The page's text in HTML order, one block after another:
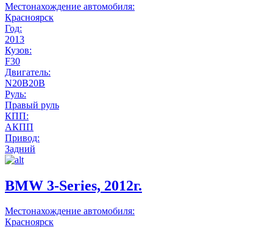
Местонахождение автомобиля:
Красноярск
Год:
2013
Кузов:
F30
Двигатель:
N20B20B
Руль:
Правый руль
КПП:
АКПП
Привод:
Задний
BMW 3-Series, 2012г.
Местонахождение автомобиля:
Красноярск